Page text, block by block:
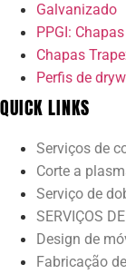
Galvanizado
PPGI:
Chapas
Perfis de
QUICK LINKS
Serviços de
Corte a
Serviço de
SERVIÇOS
Design de
Fabricação